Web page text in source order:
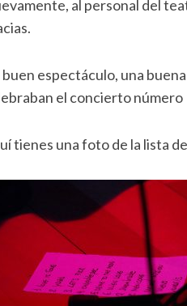
al personal del
buen espectáculo, una
el concierto número
tienes una foto de la lista